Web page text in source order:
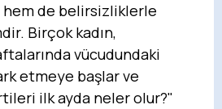
de belirsizliklerle
Birçok kadın,
vücudundaki
etmeye başlar ve
ilk ayda neler olur?"